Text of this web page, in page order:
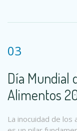
03
Día Mundial
Alimentos
La inocuidad de los